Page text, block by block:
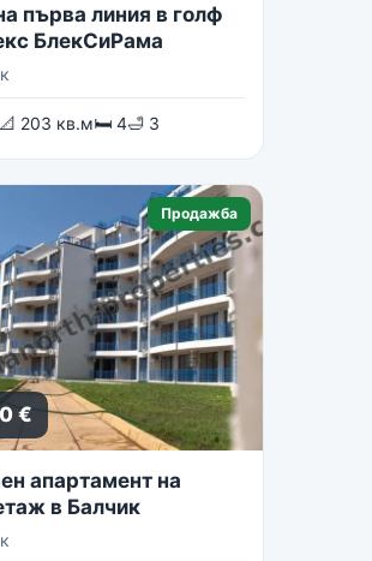
първа линия в голф
БлекСиРама
📐 203 кв.м🛏 4🛁 3
Продажба
€
апартамент на
в Балчик